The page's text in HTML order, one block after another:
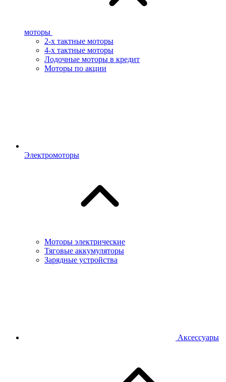
моторы
2-х тактные моторы
4-х тактные моторы
Лодочные моторы в кредит
Моторы по акции
Электромоторы
Моторы электрические
Тяговые аккумуляторы
Зарядные устройства
Аксессуары